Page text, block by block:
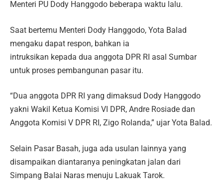
Menteri PU Dody Hanggodo beberapa waktu lalu.
Saat bertemu Menteri Dody Hanggodo, Yota Balad
mengaku dapat respon, bahkan ia
intruksikan kepada dua anggota DPR RI asal Sumbar
untuk proses pembangunan pasar itu.
“Dua anggota DPR RI yang dimaksud Dody Hanggodo
yakni Wakil Ketua Komisi VI DPR, Andre Rosiade dan
Anggota Komisi V DPR RI, Zigo Rolanda,” ujar Yota Balad.
Selain Pasar Basah, juga ada usulan lainnya yang
disampaikan diantaranya peningkatan jalan dari
Simpang Balai Naras menuju Lakuak Tarok.